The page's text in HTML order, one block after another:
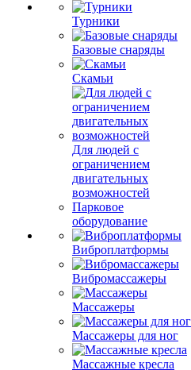
Турники
Базовые снаряды
Скамьи
Для людей с
ограничением
двигательных
возможностей
Парковое
оборудование
Виброплатформы
Вибромассажеры
Массажеры
Массажеры для ног
Массажные кресла